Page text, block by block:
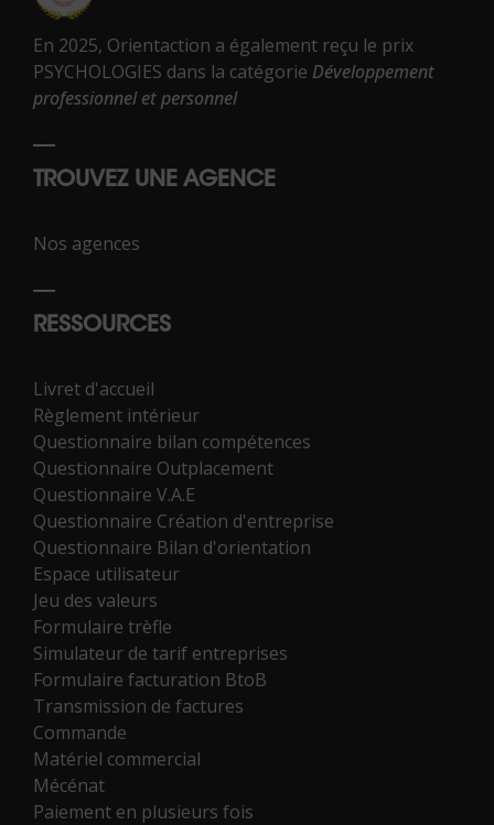
En 2025, Orientaction a également reçu le prix
PSYCHOLOGIES dans la catégorie Développement
professionnel et personnel
TROUVEZ UNE AGENCE
Nos agences
RESSOURCES
Livret d'accueil
Règlement intérieur
Questionnaire bilan compétences
Questionnaire Outplacement
Questionnaire V.A.E
Questionnaire Création d'entreprise
Questionnaire Bilan d'orientation
Espace utilisateur
Jeu des valeurs
Formulaire trèfle
Simulateur de tarif entreprises
Formulaire facturation BtoB
Transmission de factures
Commande
Matériel commercial
Mécénat
Paiement en plusieurs fois